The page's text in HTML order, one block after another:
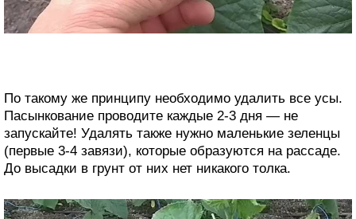
По такому же принципу необходимо удалить все усы.
Пасынкование проводите каждые 2-3 дня — не
запускайте! Удалять также нужно маленькие зеленцы
(первые 3-4 завязи), которые образуются на рассаде.
До высадки в грунт от них нет никакого толка.